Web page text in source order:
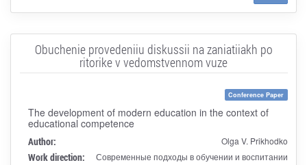
Obuchenie provedeniiu diskussii na zaniatiiakh po
ritorike v vedomstvennom vuze
Conference Paper
The development of modern education in the context of
educational competence
Author: Olga V. Prikhodko
Work direction: Современные подходы в обучении и воспитании